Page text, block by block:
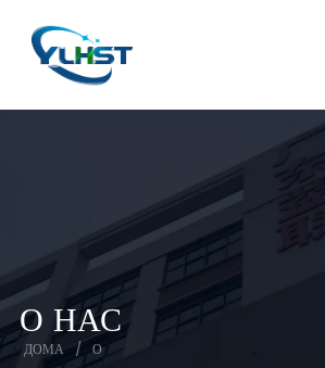
О НАС
ДОМА / О